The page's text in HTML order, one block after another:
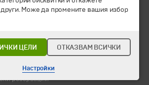
дати
на деня
обекти
билети
резервации
други. Може да промените вашия избор
ЦЕЛИ ОТКАЗВАМ ВСИЧКИ
Настройки